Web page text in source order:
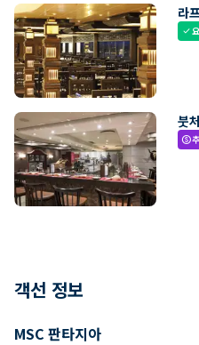
라
check
붓
paid
객선 정보
MSC 판타지아